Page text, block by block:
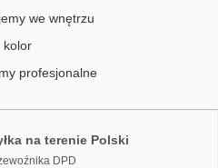
we wnętrzu
kolor
profesjonalne
na terenie Polski
DPD